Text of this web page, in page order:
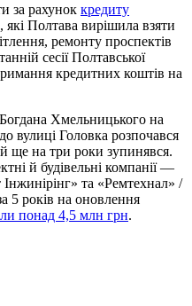
за рахунок кредиту
, які Полтава вирішила взяти
ремонту проспектів
сесії Полтавської
кредитних коштів на
Хмельницького на
вулиці Головка розпочався
ще на три роки зупинявся.
й будівельні компанії —
та «Ремтехнал» /
5 років на оновлення
понад 4,5 млн грн.